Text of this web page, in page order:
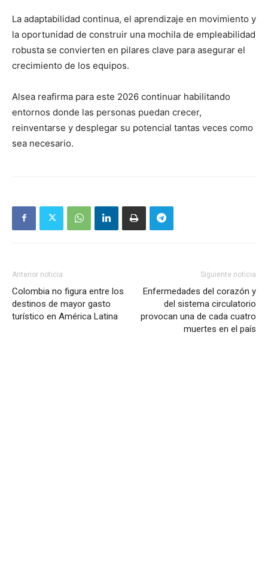
La adaptabilidad continua, el aprendizaje en movimiento y
la oportunidad de construir una mochila de empleabilidad
robusta se convierten en pilares clave para asegurar el
crecimiento de los equipos.
Alsea reafirma para este 2026 continuar habilitando
entornos donde las personas puedan crecer,
reinventarse y desplegar su potencial tantas veces como
sea necesario.
Anterior noticia
Colombia no figura entre los
destinos de mayor gasto
turístico en América Latina
Siguiente noticia
Enfermedades del corazón y
del sistema circulatorio
provocan una de cada cuatro
muertes en el país